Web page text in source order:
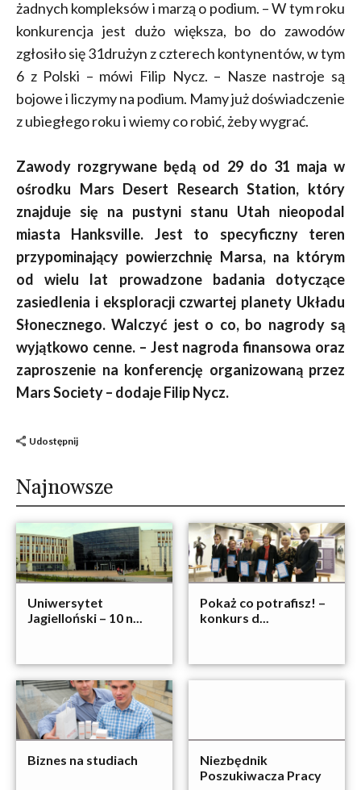
żadnych kompleksów i marzą o podium. – W tym roku
konkurencja jest dużo większa, bo do zawodów
zgłosiło się 31drużyn z czterech kontynentów, w tym
6 z Polski – mówi Filip Nycz. – Nasze nastroje są
bojowe i liczymy na podium. Mamy już doświadczenie
z ubiegłego roku i wiemy co robić, żeby wygrać.
Zawody rozgrywane będą od 29 do 31 maja w
ośrodku Mars Desert Research Station, który
znajduje się na pustyni stanu Utah nieopodal
miasta Hanksville. Jest to specyficzny teren
przypominający powierzchnię Marsa, na którym
od wielu lat prowadzone badania dotyczące
zasiedlenia i eksploracji czwartej planety Układu
Słonecznego. Walczyć jest o co, bo nagrody są
wyjątkowo cenne. – Jest nagroda finansowa oraz
zaproszenie na konferencję organizowaną przez
Mars Society – dodaje Filip Nycz.
Udostępnij
Najnowsze
Uniwersytet
Jagielloński – 10 n...
Pokaż co potrafisz! –
konkurs d...
Biznes na studiach
Niezbędnik
Poszukiwacza Pracy